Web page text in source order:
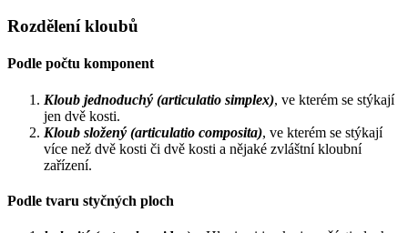
Rozdělení kloubů
Podle počtu komponent
Kloub jednoduchý (articulatio simplex), ve kterém se stýkají
jen dvě kosti.
Kloub složený (articulatio composita), ve kterém se stýkají
více než dvě kosti či dvě kosti a nějaké zvláštní kloubní
zařízení.
Podle tvaru styčných ploch